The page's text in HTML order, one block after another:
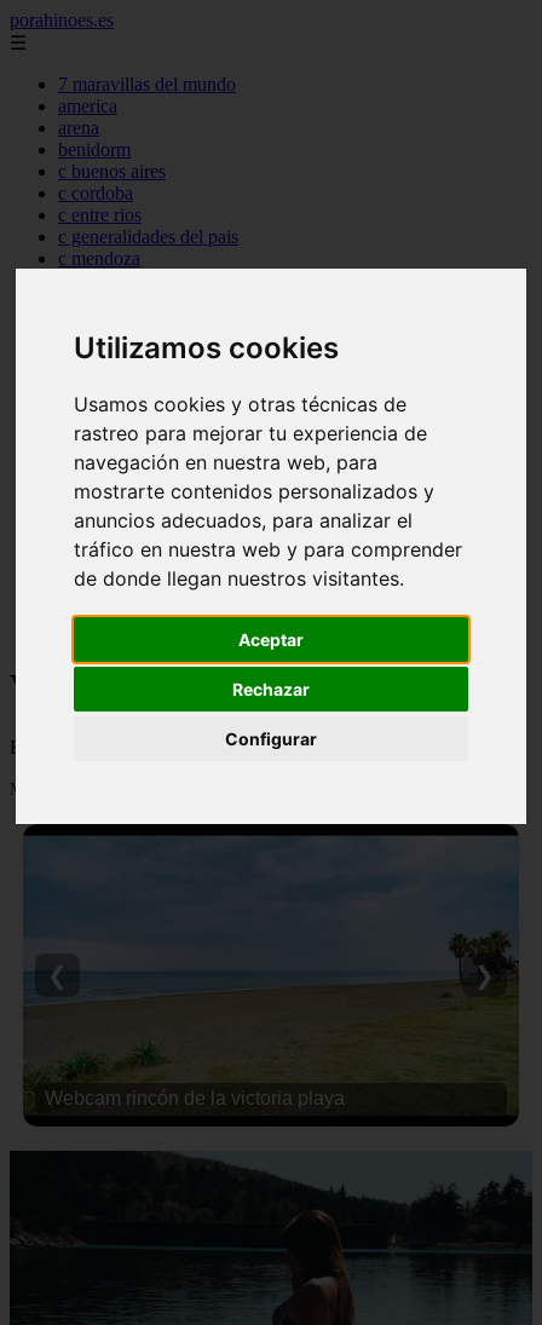
Utilizamos cookies
Usamos cookies y otras técnicas de
rastreo para mejorar tu experiencia de
navegación en nuestra web, para
mostrarte contenidos personalizados y
anuncios adecuados, para analizar el
tráfico en nuestra web y para comprender
de donde llegan nuestros visitantes.
Aceptar
Rechazar
Configurar
porahinoes.es
☰
7 maravillas del mundo
america
arena
benidorm
c buenos aires
c cordoba
c entre rios
c generalidades del pais
c mendoza
c santa fe
c zona austral
carmen
category
destinos
gijon
lanzarote
live
monumentos
naturaleza
Viajes y turismo
Blog sobre viajes y turismo, nacional e internacional, caro y barato
Mostrando 1 - 24 de 502 artículos
Webcam rincón de la victoria playa
❮ ❯